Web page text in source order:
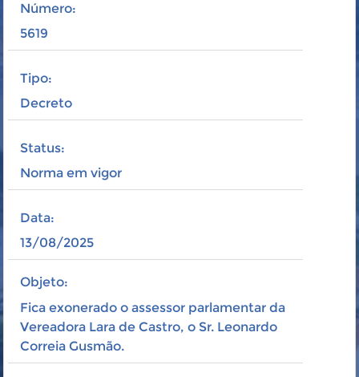
Número:
5619
Tipo:
Decreto
Status:
Norma em vigor
Data:
13/08/2025
Objeto:
Fica exonerado o assessor parlamentar da
Vereadora Lara de Castro, o Sr. Leonardo
Correia Gusmão.